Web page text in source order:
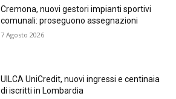
Cremona, nuovi gestori impianti sportivi
comunali: proseguono assegnazioni
7 Agosto 2026
UILCA UniCredit, nuovi ingressi e centinaia
di iscritti in Lombardia